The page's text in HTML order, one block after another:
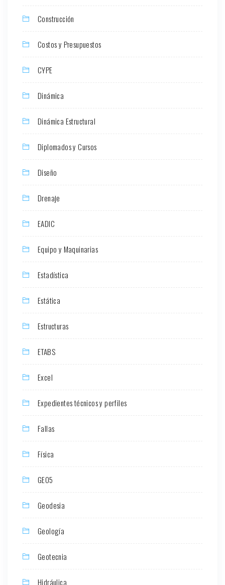
Construcción
Costos y Presupuestos
CYPE
Dinámica
Dinámica Estructural
Diplomados y Cursos
Diseño
Drenaje
EADIC
Equipo y Maquinarias
Estadística
Estática
Estructuras
ETABS
Excel
Expedientes técnicos y perfiles
Fallas
Física
GEO5
Geodesia
Geología
Geotecnia
Hidráulica